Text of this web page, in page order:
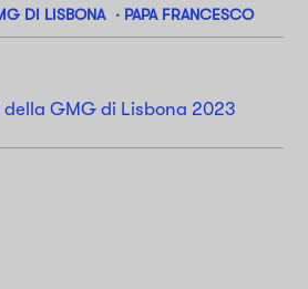
DI LISBONA PAPA FRANCESCO
della GMG di Lisbona 2023